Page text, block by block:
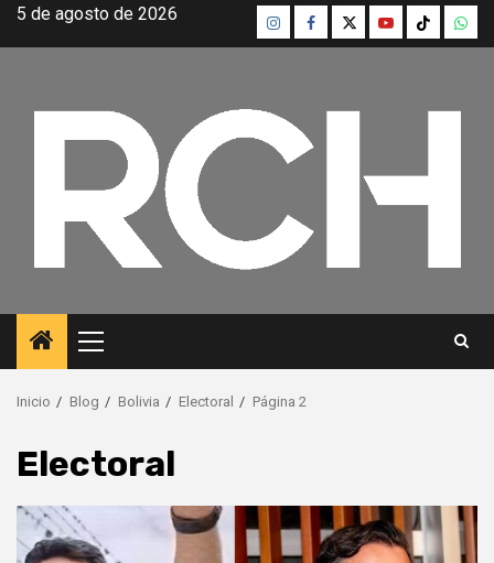
Saltar
5 de agosto de 2026 InstagramFacebook
TwitterYoutubeTikTok
Menú
principal
Inicio Blog Bolivia Electoral Página 2
Electoral